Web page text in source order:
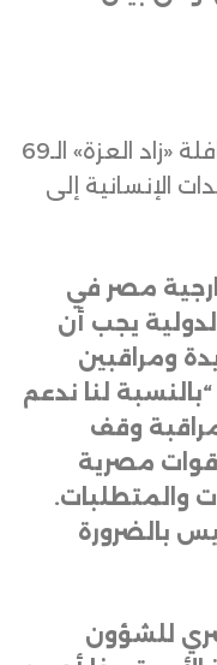
الهلال الأحمر المصري يُطلق قافلة «زاد العزة» الـ69
الإنسانية إلى
مصر في
يجب أن
ومراقبين
لنا ندعم
وقف
قوات مصرية
والمتطلبات.
بالضرورة
للشؤون